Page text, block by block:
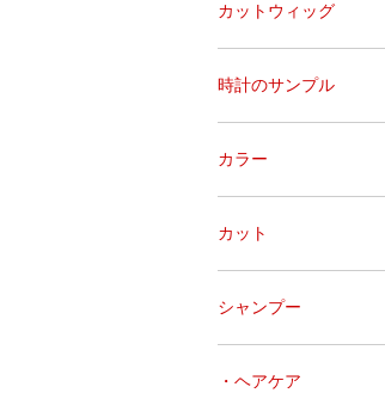
カットウィッグ
時計のサンプル
カラー
カット
シャンプー
・ヘアケア